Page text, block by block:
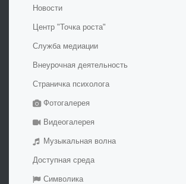
Новости
Центр "Точка роста"
Общая информация о центре "Точка роста"
Документы
Образовательные программы
Режим занятий
Мероприятия
Дополнительная информация
Служба медиации
Внеурочная деятельность
ШСК "Вымпел"
Школьный хор
Школьный театр
Страничка психолога
График консультаций
Фотогалерея
Видеогалерея
Музыкальная волна
Доступная среда
Символика